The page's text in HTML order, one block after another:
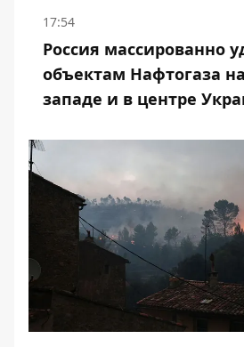
17:54
Россия массированно
объектам Нафтогаза
западе и в центре